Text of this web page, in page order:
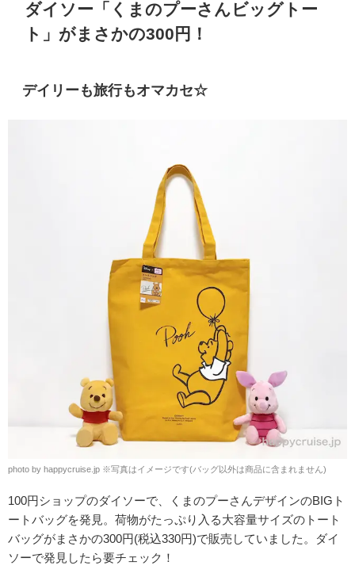
ダイソー「くまのプーさんビッグトー
ト」がまさかの300円！
デイリーも旅行もオマカセ☆
photo by happycruise.jp ※写真はイメージです(バッグ以外は商品に含まれません)
100円ショップのダイソーで、くまのプーさんデザインのBIGト
ートバッグを発見。荷物がたっぷり入る大容量サイズのトート
バッグがまさかの300円(税込330円)で販売していました。ダイ
ソーで発見したら要チェック！